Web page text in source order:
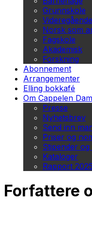
Grunnskole
Videregående
Norsk som
Fagskole
Akademisk
Forskning
Abonnement
Arrangementer
Elling bokkafé
Om Cappelen
Presse
Nyhetsbrev
Send inn
Priser og
Stipender
Kataloger
Rapport 2025
Forfattere